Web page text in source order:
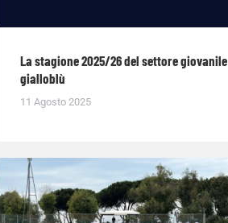
La stagione 2025/26 del settore giovanile
gialloblù
11 Agosto 2025